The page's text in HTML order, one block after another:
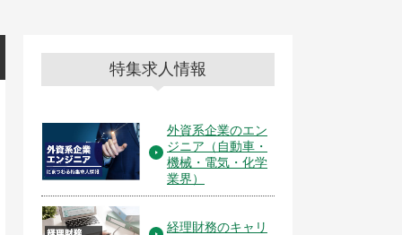
特集求人情報
外資系企業のエン
ジニア（自動車・
機械・電気・化学
業界）
経理財務のキャリ